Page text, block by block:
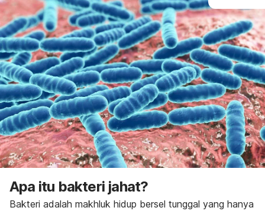
Apa itu bakteri jahat?
Bakteri adalah makhluk hidup bersel tunggal yang hanya